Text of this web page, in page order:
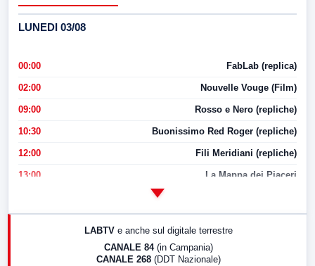
LUNEDI 03/08
00:00 FabLab (replica)
02:00 Nouvelle Vouge (Film)
09:00 Rosso e Nero (repliche)
10:30 Buonissimo Red Roger (repliche)
12:00 Fili Meridiani (repliche)
13:00 La Mappa dei Piaceri
LABTV e anche sul digitale terrestre
CANALE 84 (in Campania)
CANALE 268 (DDT Nazionale)